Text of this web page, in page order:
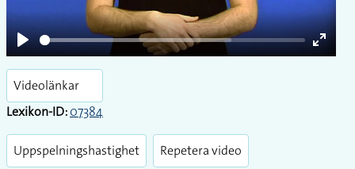
Play
Enter
Videolänkar
Lexikon-ID:07384
Uppspelningshastighet Repetera video